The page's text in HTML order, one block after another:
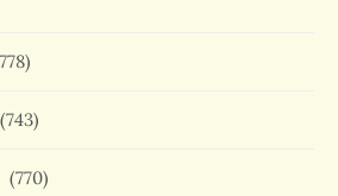
(743)
(770)